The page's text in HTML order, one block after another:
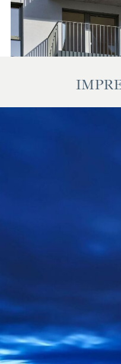
unsererseits ohne
die allgemeinen
für Immobilienmakler des
Industrie, BGBL. 297/1996.
kommt, verrechnen wir
wir in einem